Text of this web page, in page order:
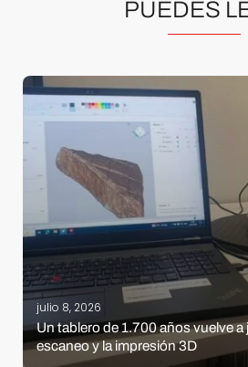
PUEDES
julio 8, 2026
Un tablero de 1.700 años vuelve a
escaneo y la impresión 3D